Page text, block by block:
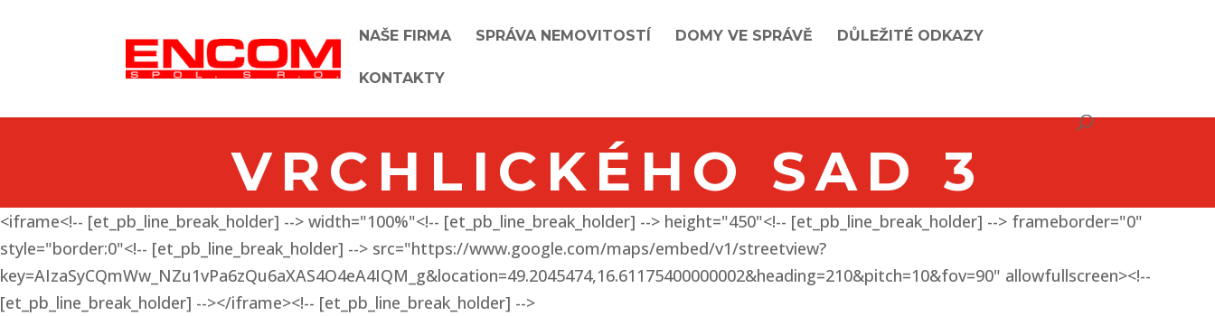
NAŠE FIRMA SPRÁVA NEMOVITOSTÍ DOMY VE SPRÁVĚ DŮLEŽITÉ ODKAZY
KONTAKTY
VRCHLICKÉHO SAD 3
<iframe<!-- [et_pb_line_break_holder] --> width="100%"<!-- [et_pb_line_break_holder] --> height="450"<!-- [et_pb_line_break_holder] --> frameborder="0"
style="border:0"<!-- [et_pb_line_break_holder] --> src="https://www.google.com/maps/embed/v1/streetview?
key=AIzaSyCQmWw_NZu1vPa6zQu6aXAS4O4eA4IQM_g&location=49.2045474,16.61175400000002&heading=210&pitch=10&fov=90" allowfullscreen><!--
[et_pb_line_break_holder] --></iframe><!-- [et_pb_line_break_holder] -->